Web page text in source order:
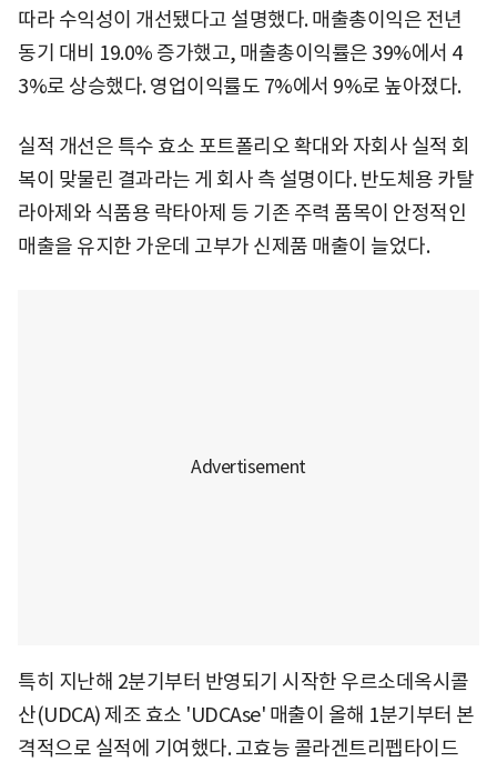
따라 수익성이 개선됐다고 설명했다. 매출총이익은 전년
동기 대비 19.0% 증가했고, 매출총이익률은 39%에서 4
3%로 상승했다. 영업이익률도 7%에서 9%로 높아졌다.
실적 개선은 특수 효소 포트폴리오 확대와 자회사 실적 회
복이 맞물린 결과라는 게 회사 측 설명이다. 반도체용 카탈
라아제와 식품용 락타아제 등 기존 주력 품목이 안정적인
매출을 유지한 가운데 고부가 신제품 매출이 늘었다.
특히 지난해 2분기부터 반영되기 시작한 우르소데옥시콜
산(UDCA) 제조 효소 'UDCAse' 매출이 올해 1분기부터 본
격적으로 실적에 기여했다. 고효능 콜라겐트리펩타이드